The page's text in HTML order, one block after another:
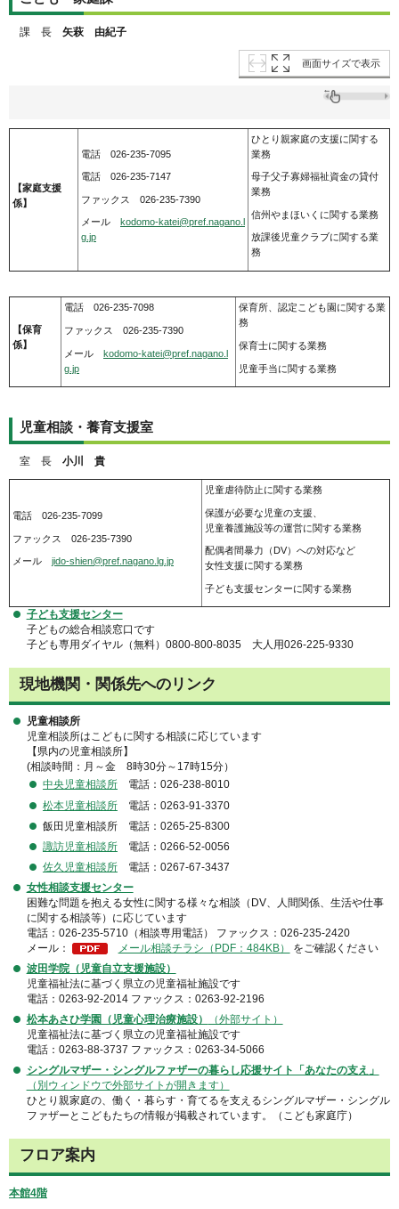
課 長 矢萩 由紀子
画面サイズで表示
【家庭支援
係】
電話 026-235-7095
電話 026-235-7147
ファックス 026-235-7390
メール kodomo-katei@pref.nagano.l
g.jp
ひとり親家庭の支援に関する
業務
母子父子寡婦福祉資金の貸付
業務
信州やまほいくに関する業務
放課後児童クラブに関する業
務
【保育
係】
電話 026-235-7098
ファックス 026-235-7390
メール kodomo-katei@pref.nagano.l
g.jp
保育所、認定こども園に関する業
務
保育士に関する業務
児童手当に関する業務
児童相談・養育支援室
室 長 小川 貴
電話 026-235-7099
ファックス 026-235-7390
メール jido-shien@pref.nagano.lg.jp
児童虐待防止に関する業務
保護が必要な児童の支援、
児童養護施設等の運営に関する業務
配偶者間暴力（DV）への対応など
女性支援に関する業務
子ども支援センターに関する業務
子ども支援センター
子どもの総合相談窓口です
子ども専用ダイヤル（無料）0800-800-8035 大人用026-225-9330
現地機関・関係先へのリンク
児童相談所
児童相談所はこどもに関する相談に応じています
【県内の児童相談所】
(相談時間：月～金 8時30分～17時15分）
中央児童相談所電話：026-238-8010
松本児童相談所電話：0263-91-3370
飯田児童相談所 電話：0265-25-8300
諏訪児童相談所電話：0266-52-0056
佐久児童相談所電話：0267-67-3437
女性相談支援センター
困難な問題を抱える女性に関する様々な相談（DV、人間関係、生活や仕事
に関する相談等）に応じています
電話：026-235-5710（相談専用電話） ファックス：026-235-2420
メール：
メール相談チラシ（PDF：484KB）
をご確認ください
波田学院（児童自立支援施設）
児童福祉法に基づく県立の児童福祉施設です
電話：0263-92-2014 ファックス：0263-92-2196
松本あさひ学園（児童心理治療施設）
（外部サイト）
児童福祉法に基づく県立の児童福祉施設です
電話：0263-88-3737 ファックス：0263-34-5066
シングルマザー・シングルファザーの暮らし応援サイト「あなたの支え」
（別ウィンドウで外部サイトが開きます）
ひとり親家庭の、働く・暮らす・育てるを支えるシングルマザー・シングル
ファザーとこどもたちの情報が掲載されています。（こども家庭庁）
フロア案内
本館4階